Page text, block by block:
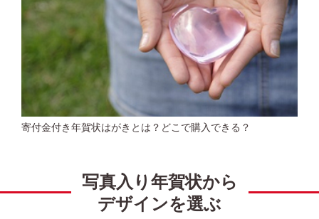
寄付金付き年賀状はがきとは？どこで購入できる？
写真入り年賀状から
デザインを選ぶ